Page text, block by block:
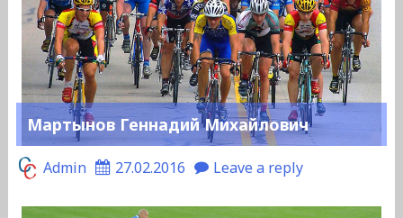
Мартынов Геннадий Михайлович
Admin 27.02.2016 Leave a reply